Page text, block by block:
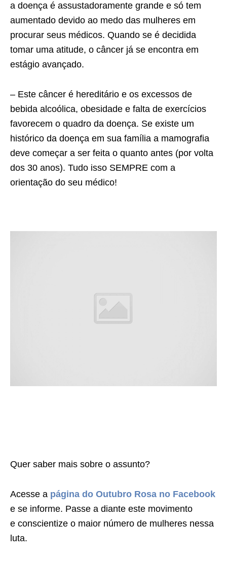
a doença é assustadoramente grande e só tem
aumentado devido ao medo das mulheres em
procurar seus médicos. Quando se é decidida
tomar uma atitude, o câncer já se encontra em
estágio avançado.
– Este câncer é hereditário e os excessos de
bebida alcoólica, obesidade e falta de exercícios
favorecem o quadro da doença. Se existe um
histórico da doença em sua família a mamografia
deve começar a ser feita o quanto antes (por volta
dos 30 anos). Tudo isso SEMPRE com a
orientação do seu médico!
Quer saber mais sobre o assunto?
Acesse a página do Outubro Rosa no Facebook
e se informe. Passe a diante este movimento
e conscientize o maior número de mulheres nessa
luta.